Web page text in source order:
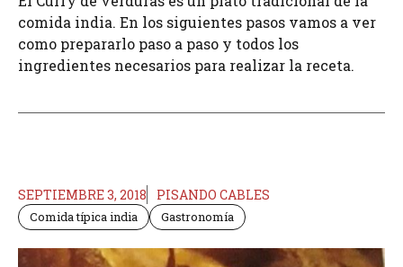
comida india. En los siguientes pasos vamos a ver
como prepararlo paso a paso y todos los
ingredientes necesarios para realizar la receta.
SEPTIEMBRE 3, 2018 PISANDO CABLES
Comida típica india Gastronomía